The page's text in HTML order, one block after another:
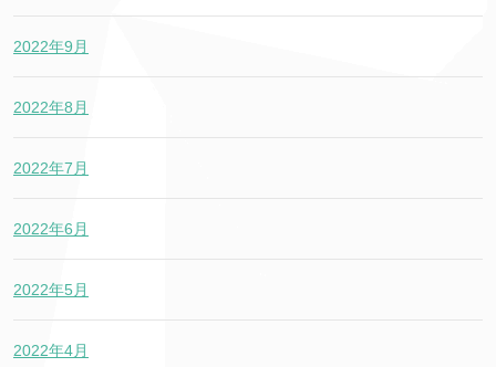
2022年9月
2022年8月
2022年7月
2022年6月
2022年5月
2022年4月